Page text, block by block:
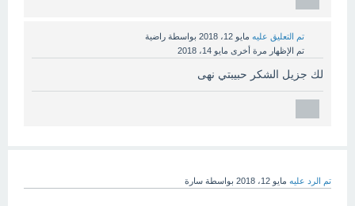
تم التعليق عليه مايو 12، 2018 بواسطة راضية
تم الإظهار مرة أخرى مايو 14، 2018
لك جزيل الشكر حبيبتي نهى
تم الرد عليه مايو 12، 2018 بواسطة سارة